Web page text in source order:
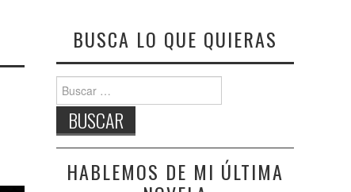
BUSCA LO QUE QUIERAS
Buscar:
HABLEMOS DE MI ÚLTIMA